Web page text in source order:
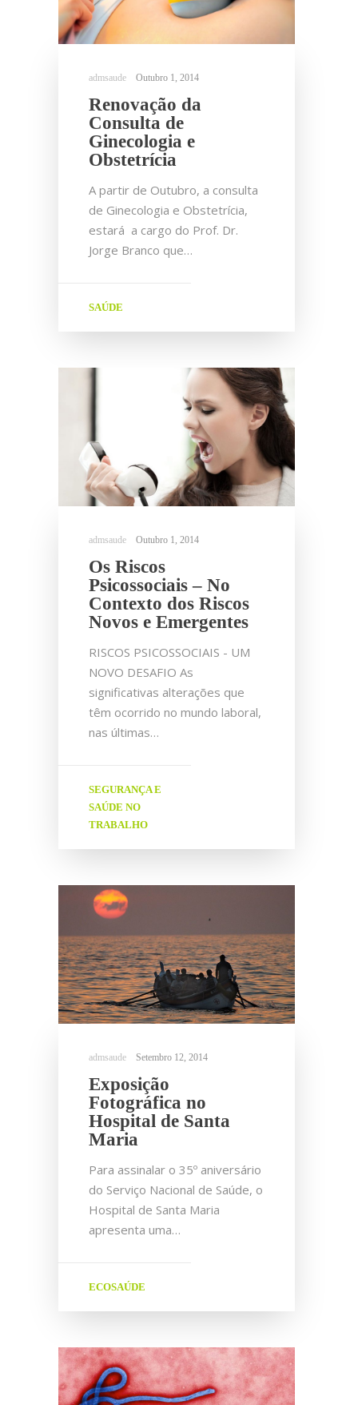
Outubro 1, 2014
Renovação da
Consulta de
Ginecologia e
Obstetrícia
A partir de Outubro, a consulta
de Ginecologia e Obstetrícia,
estará a cargo do Prof. Dr.
Jorge Branco que…
SAÚDE
Outubro 1, 2014
Os Riscos
Psicossociais – No
Contexto dos Riscos
Novos e Emergentes
RISCOS PSICOSSOCIAIS - UM
NOVO DESAFIO As
significativas alterações que
têm ocorrido no mundo laboral,
nas últimas…
SEGURANÇA E
SAÚDE NO
TRABALHO
Setembro 12, 2014
Exposição
Fotográfica no
Hospital de Santa
Maria
Para assinalar o 35º aniversário
do Serviço Nacional de Saúde, o
Hospital de Santa Maria
apresenta uma…
ECOSAÚDE